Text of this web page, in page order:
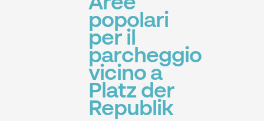
popolari
per il
parcheggio
vicino a
Platz der
Republik